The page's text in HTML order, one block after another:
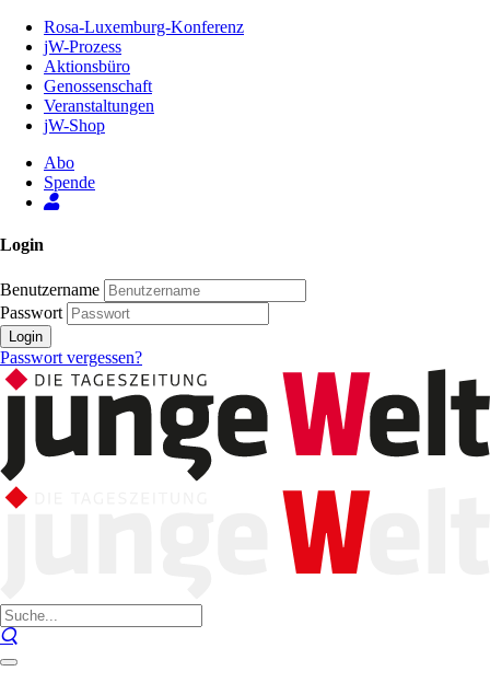
Inhalt
Seite
Rosa-Luxemburg-Konferenz
jW-Prozess
Aktionsbüro
Genossenschaft
Veranstaltungen
jW-Shop
Abo
Spende
Login
Benutzername
Passwort
Login
Passwort vergessen?